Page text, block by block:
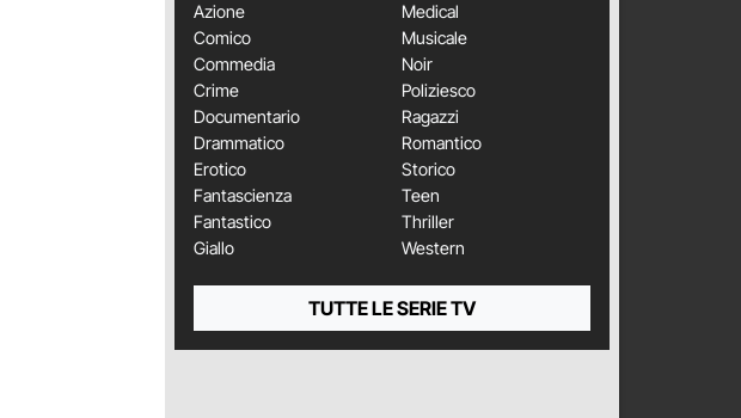
Azione
Comico
Commedia
Crime
Documentario
Drammatico
Erotico
Fantascienza
Fantastico
Giallo
Medical
Musicale
Noir
Poliziesco
Ragazzi
Romantico
Storico
Teen
Thriller
Western
TUTTE LE SERIE TV